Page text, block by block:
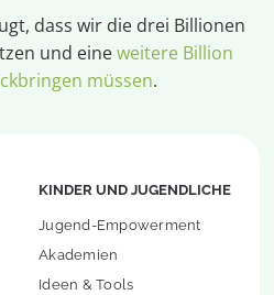
dass wir die drei Billionen
und eineweitere Billion
müssen.
KINDER UND JUGENDLICHE
Jugend-Empowerment
Akademien
Ideen & Tools